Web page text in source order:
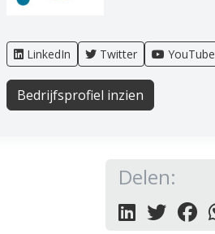
LinkedIn Twitter YouTube
Bedrijfsprofiel inzien
Delen: